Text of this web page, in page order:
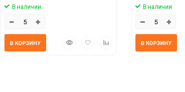
В наличии
БыстрыйДобавитьДобавить
В КОРЗИНУ
В наличии
В КОРЗИНУ